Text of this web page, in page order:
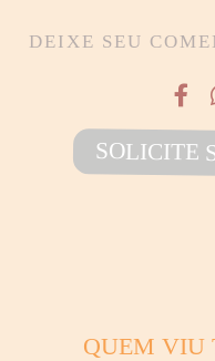
DEIXE SEU
SOLICITE
QUEM VIU